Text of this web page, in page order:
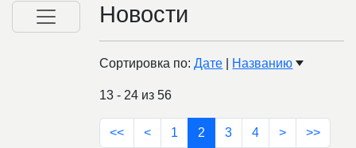
Новости
Сортировка по:Дате Названию
13 - 24 из 56
<< < 1 2 3 4 > >>